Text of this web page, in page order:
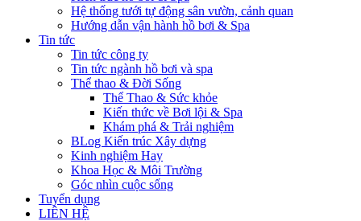
Hệ thống tưới tự động sân vườn, cảnh quan
Hướng dẫn vận hành hồ bơi & Spa
Tin tức
Tin tức công ty
Tin tức ngành hồ bơi và spa
Thể thao & Đời Sống
Thể Thao & Sức khỏe
Kiến thức về Bơi lội & Spa
Khám phá & Trải nghiệm
BLog Kiến trúc Xây dựng
Kinh nghiệm Hay
Khoa Học & Môi Trường
Góc nhìn cuộc sống
Tuyển dụng
LIÊN HỆ